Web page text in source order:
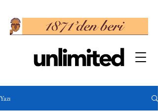
Yazı